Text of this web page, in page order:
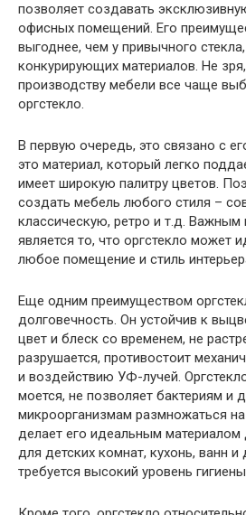
позволяет создавать
офисных помещений. Его
выгоднее, чем у привычного
конкурирующих материалов. Не
производству мебели все чаще
оргстекло.
В первую очередь, это связано с
это материал, который легко
имеет широкую палитру цветов.
создать мебель любого стиля –
классическую, ретро и т.д.
является то, что оргстекло может
любое помещение и стиль
Еще одним преимуществом
долговечность. Он устойчив к
цвет и блеск со временем, не
разрушается, противостоит
и воздействию УФ-лучей.
моется, не позволяет бактериям и
микроорганизмам размножаться
делает его идеальным
для детских комнат, кухонь, ванн и
требуется высокий уровень